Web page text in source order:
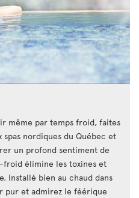
même par temps froid, faites
spas nordiques du Québec et
un profond sentiment de
élimine les toxines et
Installé bien au chaud dans
pur et admirez le féérique